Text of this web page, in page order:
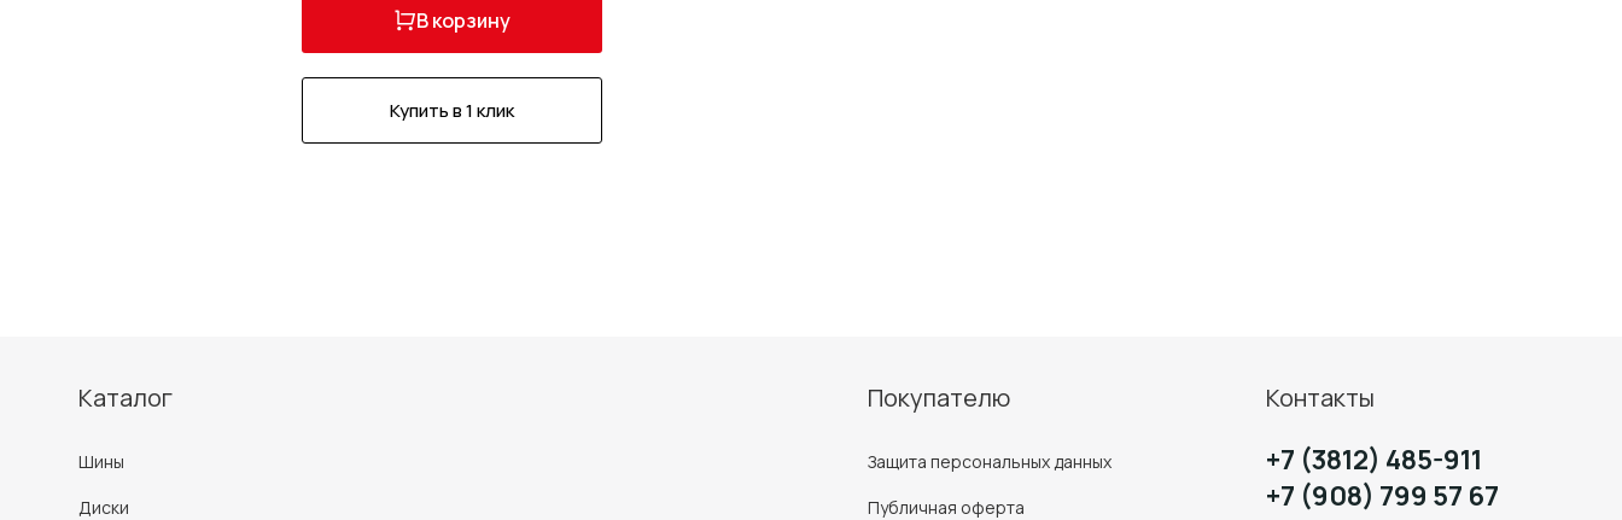
В корзину
Купить в 1 клик
Каталог
Шины
Диски
Покупателю
Защита персональных данных
Публичная оферта
Контакты
+7 (3812) 485-911
+7 (908) 799 57 67